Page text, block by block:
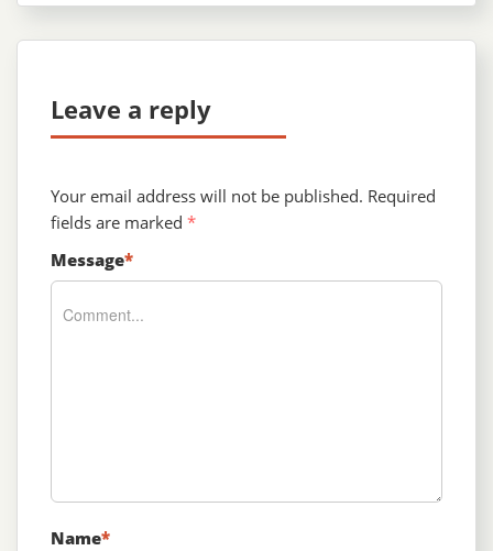
Leave a reply
Your email address will not be published. Required
fields are marked *
Message*
Name*